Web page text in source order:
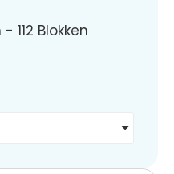
112 Blokken
108 Blokken